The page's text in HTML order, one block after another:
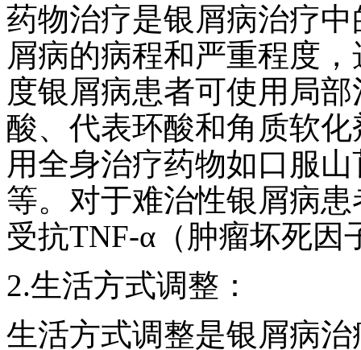
药物治疗是银屑病治疗
屑病的病程和严重程度
度银屑病患者可使用局
酸、代表环酸和角质软
用全身治疗药物如口服
等。对于难治性银屑病
受抗TNF-α（肿瘤坏死因
2.生活方式调整：
生活方式调整是银屑病